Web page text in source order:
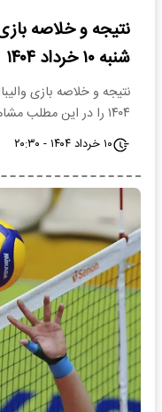
نتیجه و خلاصه
شنبه ۱۰ خرداد ۱۴۰۴
۱۴۰۴ را در این مطلب مشاهده می کنید.
۱۰ خرداد ۱۴۰۴ - ۲۰:۳۰